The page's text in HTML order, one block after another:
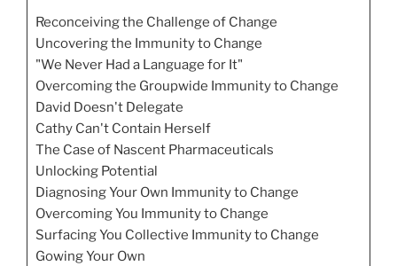
Reconceiving the Challenge of Change
Uncovering the Immunity to Change
"We Never Had a Language for It"
Overcoming the Groupwide Immunity to Change
David Doesn't Delegate
Cathy Can't Contain Herself
The Case of Nascent Pharmaceuticals
Unlocking Potential
Diagnosing Your Own Immunity to Change
Overcoming You Immunity to Change
Surfacing You Collective Immunity to Change
Gowing Your Own